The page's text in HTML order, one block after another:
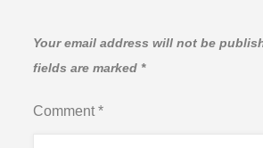
Your email address will not be
fields are marked *
Comment*